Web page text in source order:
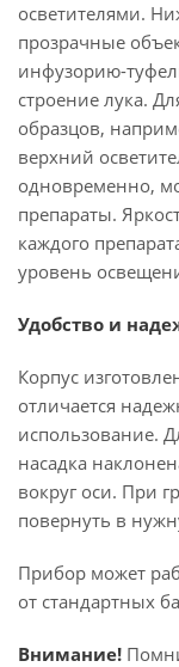
осветителями.
прозрачные
инфузорию-
строение лука.
образцов,
верхний
одновременно,
препараты.
каждого
уровень
Удобство и
Корпус
отличается
использование.
насадка
вокруг оси. При
повернуть в
Прибор может
от стандартных
Внимание!